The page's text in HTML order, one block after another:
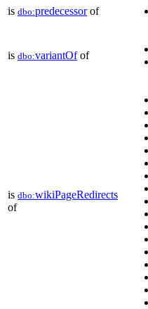
is dbo:predecessorof
is dbo:variantOfof
is dbo:wikiPageRedirects
of